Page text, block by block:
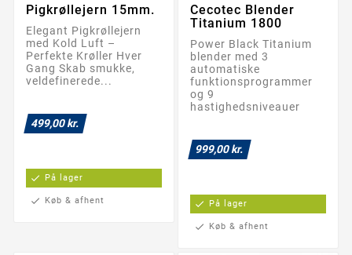
Pigkrøllejern 15mm.
Elegant Pigkrøllejern
med Kold Luft –
Perfekte Krøller Hver
Gang Skab smukke,
veldefinerede...
499,00 kr.
check På lager
check Køb & afhent
Cecotec Blender
Titanium 1800
Power Black Titanium
blender med 3
automatiske
funktionsprogrammer
og 9
hastighedsniveauer
999,00 kr.
check På lager
check Køb & afhent